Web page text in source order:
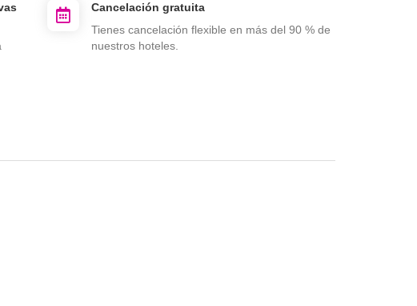
Cancelación gratuita
Tienes cancelación flexible en más del 90 % de
nuestros hoteles.